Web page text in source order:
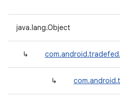
java.lang.Object
↳
↳